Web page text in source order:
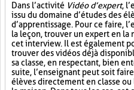
Dans l’activité Vidéo d’expert,
issu du domaine d’études des
d’apprentissage. Pour ce faire,
la leçon, trouver un expert en
cet interview. Il est également
trouver des vidéos déjà
sa classe, en respectant, bien
suite, l’enseignant peut soit
élèves directement en classe